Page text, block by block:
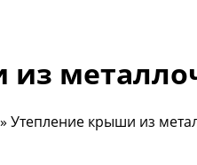
» Утепление крыши из